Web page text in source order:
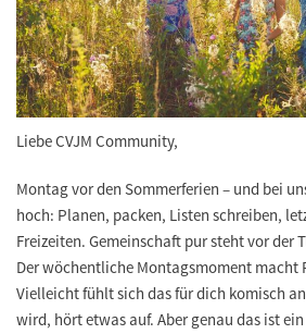
Liebe CVJM Community,
Montag vor den Sommerferien – und bei
hoch: Planen, packen, Listen schreiben,
Freizeiten. Gemeinschaft pur steht vor der
Der wöchentliche Montagsmoment macht
Vielleicht fühlt sich das für dich komisch
wird, hört etwas auf. Aber genau das ist